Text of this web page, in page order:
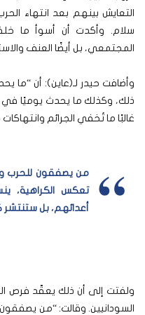
التعايش بينهم بعد انتهاء
سلام. وأكدت أن أسوأ ما
المجتمعي، بل أيضًا العنف
وأضافت حيدر لـ(عاين): أن
ذلك، وكذلك ما يحدث يوميًا في
غالبًا ما تُخفي الجرائم
من يصفقون للحرب
تعكس الكراهية،
أعدائهم، بل
ولفتت إلى أن ذلك يعقّد فرص
السودانيين. وقالت: “من